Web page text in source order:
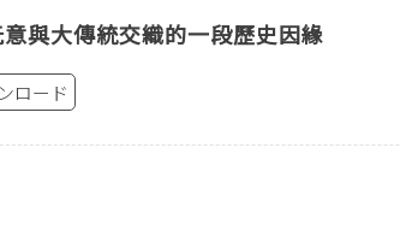
與大傳統交織的一段歷史因緣
ロード